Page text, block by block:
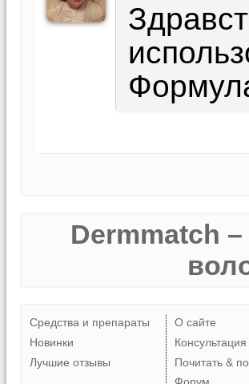
Dermmatch
Средства и препараты
Новинки
Лучшие отзывы
О сайте
Почитать &